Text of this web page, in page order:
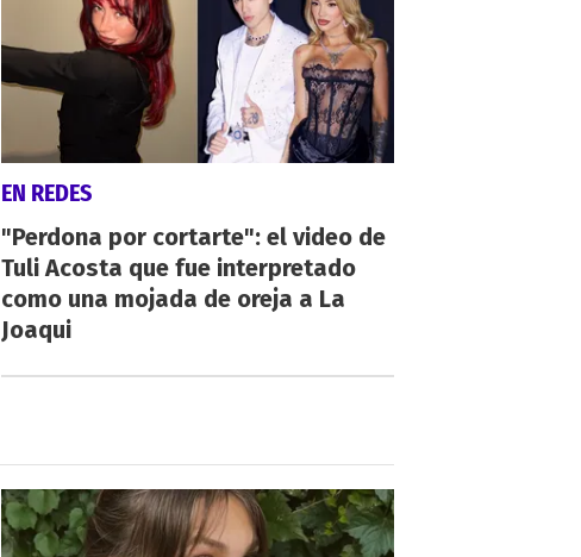
EN REDES
"Perdona por cortarte": el video de
Tuli Acosta que fue interpretado
como una mojada de oreja a La
Joaqui